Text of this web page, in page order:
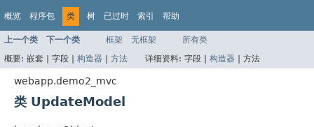
概览 程序包 类 树 已过时 索引 帮助
上一个类 下一个类 框架 无框架
所有类
概要: 嵌套 | 字段 | 构造器 | 方法 详细资料: 字段 | 构造器 | 方法
webapp.demo2_mvc
类 UpdateModel